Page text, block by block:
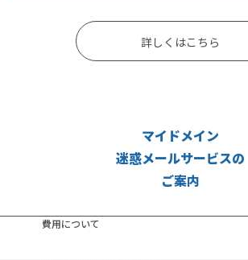
詳しくはこちら
マイドメイン
迷惑メールサービスの
ご案内
費用について